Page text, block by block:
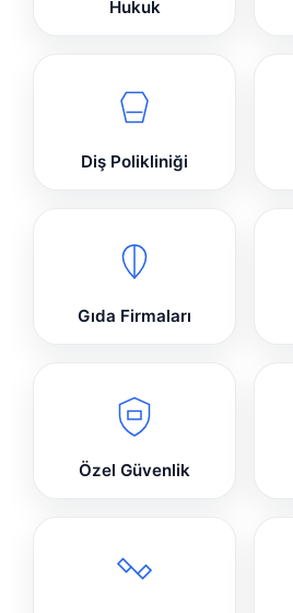
Hukuk
Diş Polikliniği
Gıda Firmaları
Özel Güvenlik